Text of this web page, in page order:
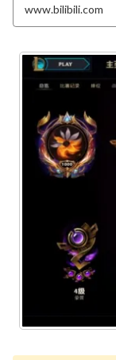
www.bilibili.com